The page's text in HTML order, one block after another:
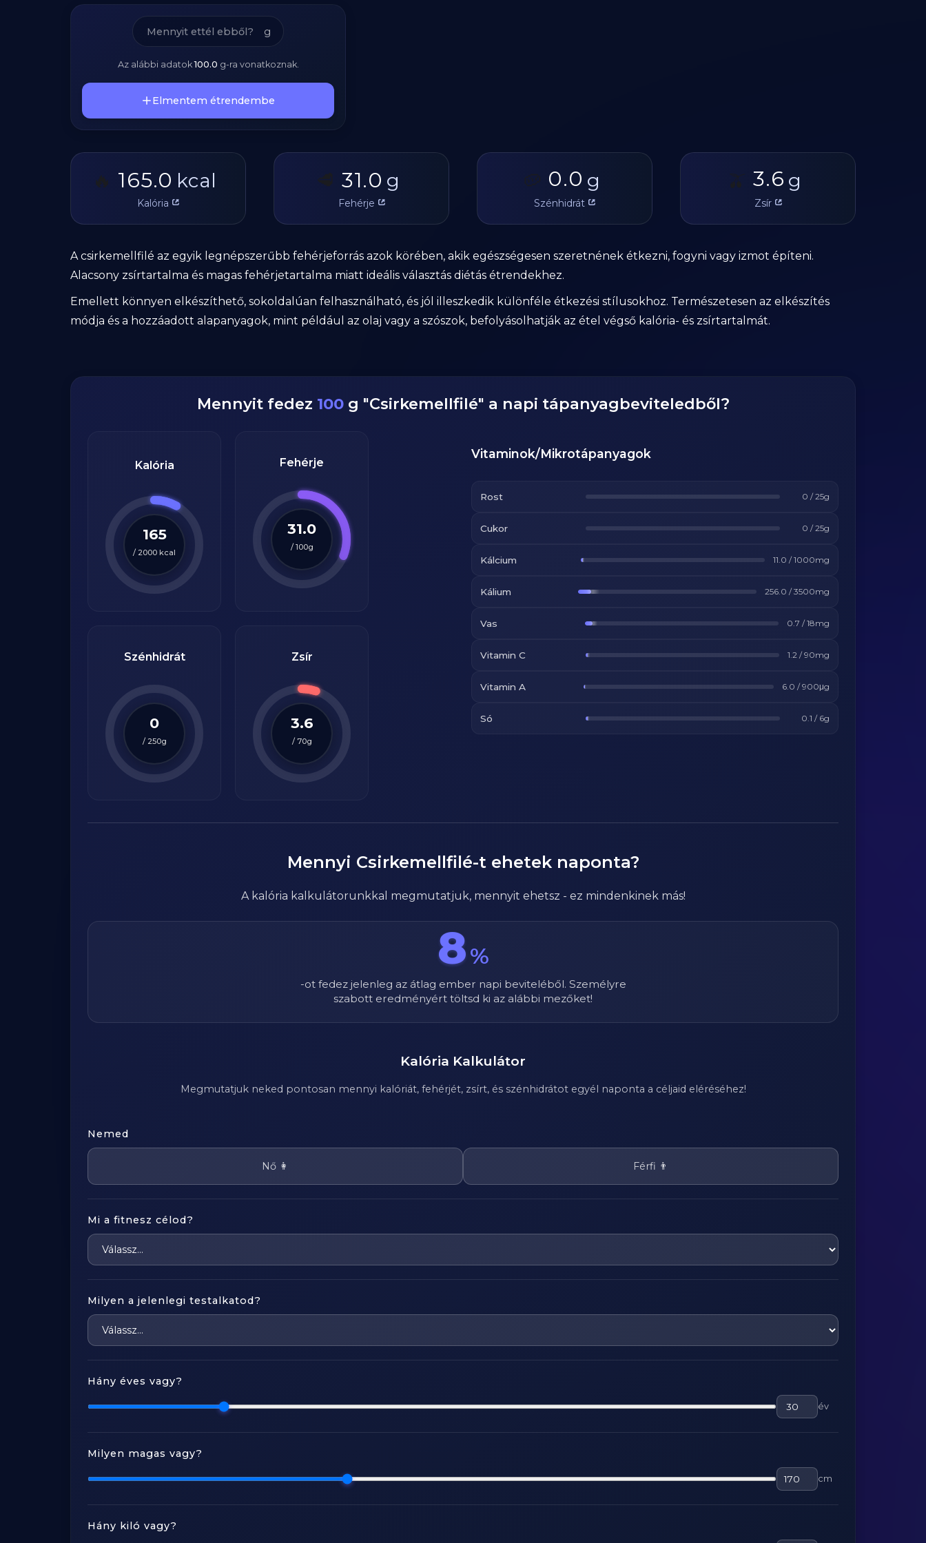
g
Az alábbi adatok100.0 g-ra vonatkoznak.
Elmentem étrendembe
🔥 165.0 kcal
Kalória
🥩 31.0 g
Fehérje
🥔 0.0 g
Szénhidrát
🫒 3.6 g
Zsír
A csirkemellfilé az egyik legnépszerűbb fehérjeforrás azok körében, akik egészségesen szeretnének étkezni, fogyni vagy izmot építeni.
Alacsony zsírtartalma és magas fehérjetartalma miatt ideális választás diétás étrendekhez.
Emellett könnyen elkészíthető, sokoldalúan felhasználható, és jól illeszkedik különféle étkezési stílusokhoz. Természetesen az elkészítés
módja és a hozzáadott alapanyagok, mint például az olaj vagy a szószok, befolyásolhatják az étel végső kalória- és zsírtartalmát.
Mennyit fedez 100 g "Csirkemellfilé" a napi tápanyagbeviteledből?
Kalória
165
/ 2000 kcal
Fehérje
31.0
/100g
Szénhidrát
0
/ 250g
Zsír
3.6
/70g
Vitaminok/Mikrotápanyagok
Rost 0 /25g
Cukor 0 /25g
Kálcium 11.0 /1000mg
Kálium 256.0 /3500mg
Vas 0.7 /18mg
Vitamin C 1.2 /90mg
Vitamin A 6.0 /900μg
Só 0.1 / 6g
Mennyi Csirkemellfilé-t ehetek naponta?
A kalória kalkulátorunkkal megmutatjuk, mennyit ehetsz - ez mindenkinek más!
8%
-ot fedez jelenleg az átlag ember napi beviteléből. Személyre
szabott eredményért töltsd ki az alábbi mezőket!
Kalória Kalkulátor
Megmutatjuk neked pontosan mennyi kalóriát, fehérjét, zsírt, és szénhidrátot egyél naponta a céljaid eléréséhez!
Nemed
Nő 👩 Férfi 👨
Mi a fitnesz célod?
Milyen a jelenlegi testalkatod?
Hány éves vagy?
év
Milyen magas vagy?
cm
Hány kiló vagy?